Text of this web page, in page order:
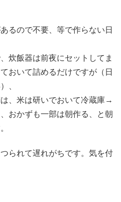
るので不要、等で作らない日
炊飯器は前夜にセットしてま
おいて詰めるだけですが（日
、
、米は研いでおいて冷蔵庫→
おかずも一部は朝作る、と朝
られて遅れがちです。気を付